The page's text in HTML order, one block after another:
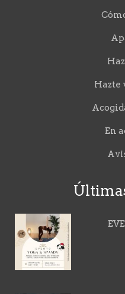
Hazte
En